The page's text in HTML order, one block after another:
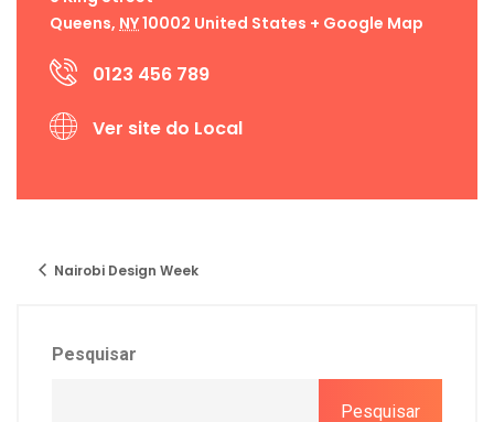
Queens, NY10002 United States + Google Map
0123 456 789
Ver site do Local
Nairobi Design Week
Pesquisar
Pesquisar